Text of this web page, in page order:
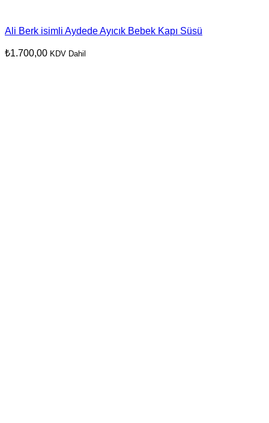
Ali Berk isimli Aydede Ayıcık Bebek Kapı Süsü
₺1.700,00 KDV Dahil